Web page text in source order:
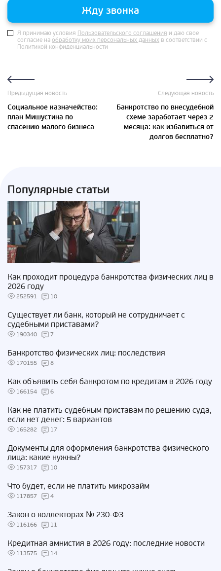
Жду звонка
Я принимаю условия Пользовательского соглашения и даю свое
согласие на обработку моих персональных данных в соответствии с
Политикой конфиденциальности
Предыдущая новость
Социальное казначейство:
план Мишустина по
спасению малого бизнеса
Следующая новость
Банкротство по внесудебной
схеме заработает через 2
месяца: как избавиться от
долгов бесплатно?
Популярные статьи
Как проходит процедура банкротства физических лиц в
2026 году
252591 10
Существует ли банк, который не сотрудничает с
судебными приставами?
190340 7
Банкротство физических лиц: последствия
170155 8
Как объявить себя банкротом по кредитам в 2026 году
166154 6
Как не платить судебным приставам по решению суда,
если нет денег: 5 вариантов
165282 17
Документы для оформления банкротства физического
лица: какие нужны?
157317 10
Что будет, если не платить микрозайм
117857 4
Закон о коллекторах № 230-ФЗ
116166 11
Кредитная амнистия в 2026 году: последние новости
113575 14